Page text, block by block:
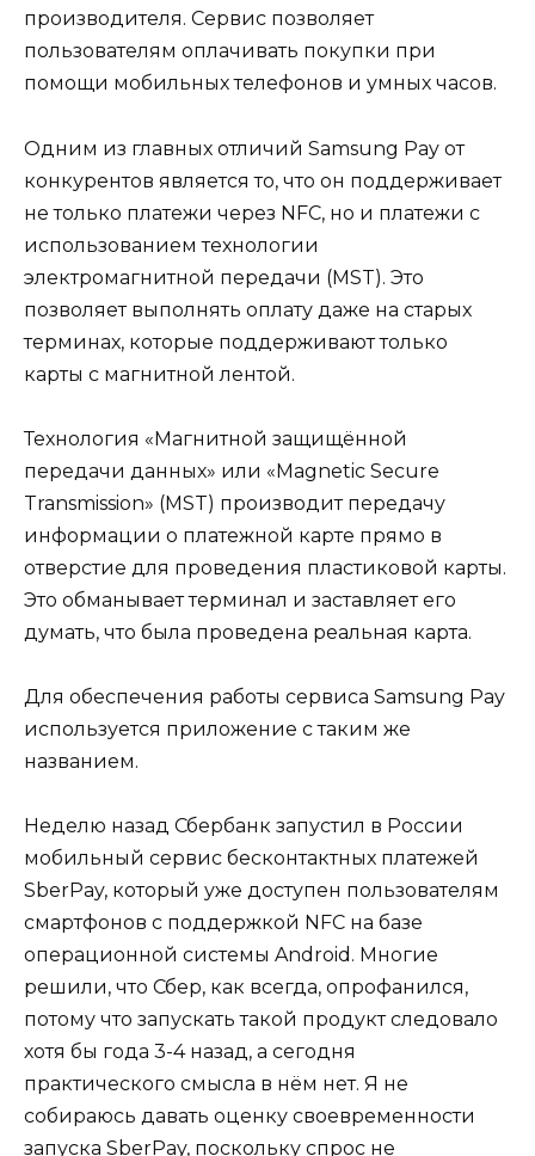
производителя. Сервис позволяет
пользователям оплачивать покупки при
помощи мобильных телефонов и умных часов.
Одним из главных отличий Samsung Pay от
конкурентов является то, что он поддерживает
не только платежи через NFC, но и платежи с
использованием технологии
электромагнитной передачи (MST). Это
позволяет выполнять оплату даже на старых
терминах, которые поддерживают только
карты с магнитной лентой.
Технология «Магнитной защищённой
передачи данных» или «Magnetic Secure
Transmission» (MST) производит передачу
информации о платежной карте прямо в
отверстие для проведения пластиковой карты.
Это обманывает терминал и заставляет его
думать, что была проведена реальная карта.
Для обеспечения работы сервиса Samsung Pay
используется приложение с таким же
названием.
Неделю назад Сбербанк запустил в России
мобильный сервис бесконтактных платежей
SberPay, который уже доступен пользователям
смартфонов с поддержкой NFC на базе
операционной системы Android. Многие
решили, что Сбер, как всегда, опрофанился,
потому что запускать такой продукт следовало
хотя бы года 3-4 назад, а сегодня
практического смысла в нём нет. Я не
собираюсь давать оценку своевременности
запуска SberPay, поскольку спрос не